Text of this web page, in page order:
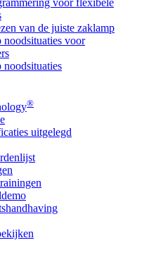
voor flexibele
van de juiste zaklamp
voor
®
uitgelegd